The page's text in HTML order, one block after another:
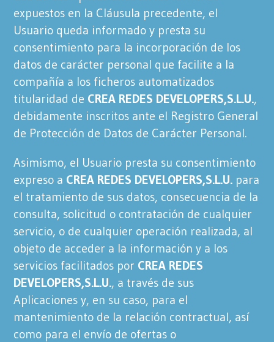
expuestos en la Cláusula precedente, el
Usuario queda informado y presta su
consentimiento para la incorporación de los
datos de carácter personal que facilite a la
compañía a los ficheros automatizados
titularidad de CREA REDES DEVELOPERS,S.L.U.,
debidamente inscritos ante el Registro General
de Protección de Datos de Carácter Personal.
Asimismo, el Usuario presta su consentimiento
expreso a CREA REDES DEVELOPERS,S.L.U. para
el tratamiento de sus datos, consecuencia de la
consulta, solicitud o contratación de cualquier
servicio, o de cualquier operación realizada, al
objeto de acceder a la información y a los
servicios facilitados por CREA REDES
DEVELOPERS,S.L.U., a través de sus
Aplicaciones y, en su caso, para el
mantenimiento de la relación contractual, así
como para el envío de ofertas o